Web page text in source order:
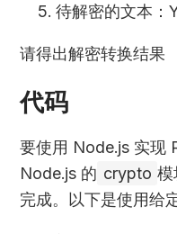
待解密的文本：
请得出解密转换结果
代码
要使用 Node.js 实现
Node.js 的 crypto 模
完成。以下是使用给